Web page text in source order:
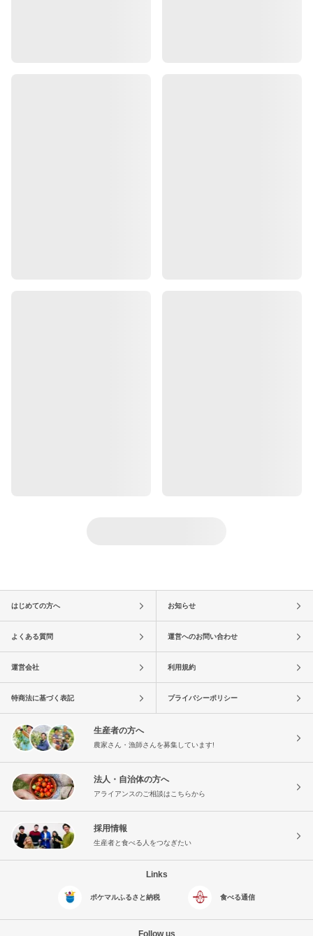
はじめての方へ お知らせ
よくある質問 運営へのお問い合わせ
運営会社 利用規約
特商法に基づく表記 プライバシーポリシー
生産者の方へ
農家さん・漁師さんを募集しています!
法人・自治体の方へ
アライアンスのご相談はこちらから
採用情報
生産者と食べる人をつなぎたい
Links
ポケマルふるさと納税 食べる通信
Follow us